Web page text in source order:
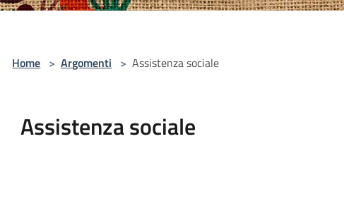
Home > Argomenti > Assistenza sociale
Assistenza sociale